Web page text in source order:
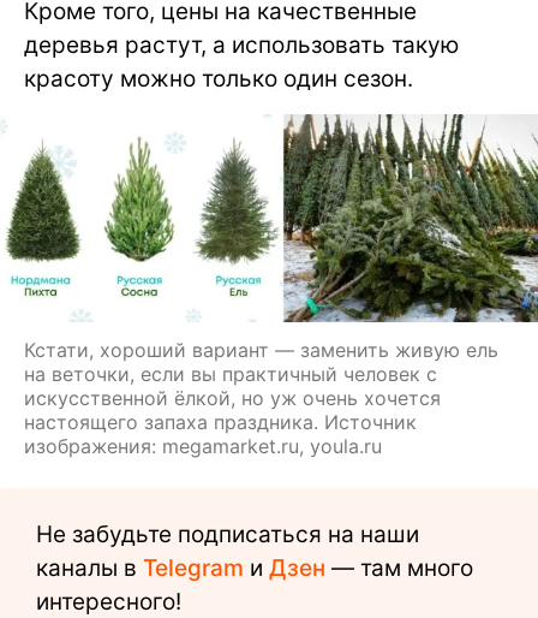
Кроме того, цены на качественные
деревья растут, а использовать такую
красоту можно только один сезон.
Кстати, хороший вариант — заменить живую ель
на веточки, если вы практичный человек с
искусственной ёлкой, но уж очень хочется
настоящего запаха праздника. Источник
изображения: megamarket.ru, youla.ru
Не забудьте подписаться на наши
каналы в Telegram и Дзен — там много
интересного!